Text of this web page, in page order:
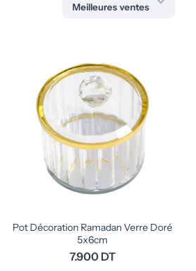
Meilleures ventes
Pot Décoration Ramadan Verre Doré
5x6cm
7.900 DT